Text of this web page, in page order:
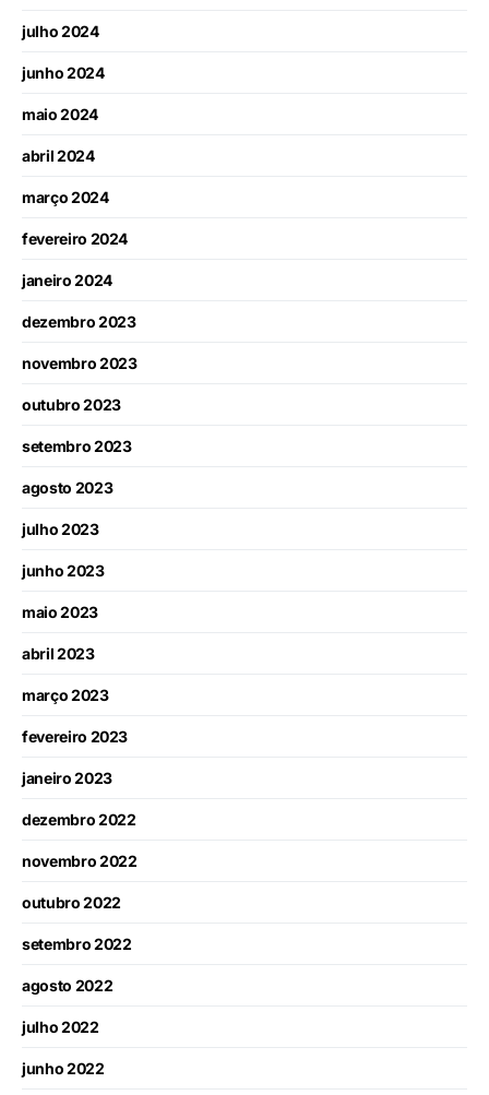
julho 2024
junho 2024
maio 2024
abril 2024
março 2024
fevereiro 2024
janeiro 2024
dezembro 2023
novembro 2023
outubro 2023
setembro 2023
agosto 2023
julho 2023
junho 2023
maio 2023
abril 2023
março 2023
fevereiro 2023
janeiro 2023
dezembro 2022
novembro 2022
outubro 2022
setembro 2022
agosto 2022
julho 2022
junho 2022